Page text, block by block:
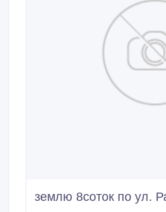
землю 8соток по ул.